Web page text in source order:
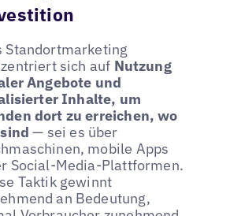
Standortmarketing
sich auf Nutzung
Angebote und
Inhalte, um
dort zu erreichen, wo
— sei es über
mobile Apps
Social-Media-Plattformen.
Taktik gewinnt
an Bedeutung,